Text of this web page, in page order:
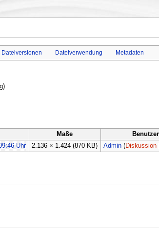
Dateiversionen Dateiverwendung Metadaten
)
Maße Benutzer
2.136 × 1.424 (870 KB) Admin (Diskussion|